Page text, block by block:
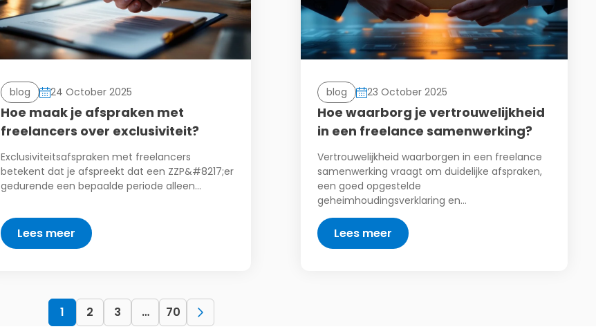
blog 24 October 2025
Hoe maak je afspraken met
freelancers over exclusiviteit?
Exclusiviteitsafspraken met freelancers
betekent dat je afspreekt dat een ZZP&#8217;er
gedurende een bepaalde periode alleen…
Lees meer
blog 23 October 2025
Hoe waarborg je vertrouwelijkheid
in een freelance samenwerking?
Vertrouwelijkheid waarborgen in een freelance
samenwerking vraagt om duidelijke afspraken,
een goed opgestelde
geheimhoudingsverklaring en…
Lees meer
1 2 3 … 70